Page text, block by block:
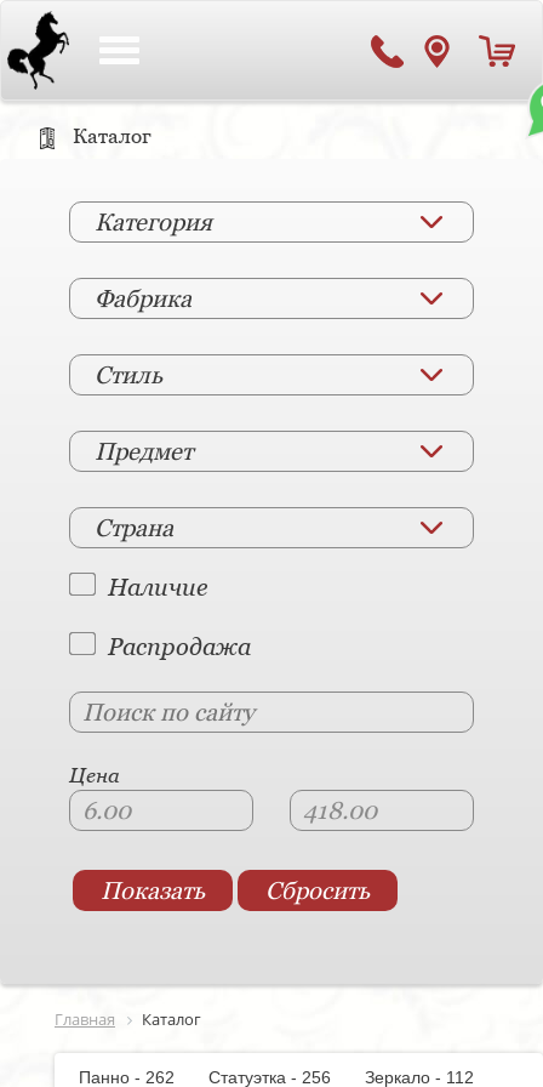
Каталог
Категория
Фабрика
Стиль
Предмет
Страна
Наличие
Распродажа
Цена
Главная Каталог
Панно - 262 Статуэтка - 256
Зеркало - 112